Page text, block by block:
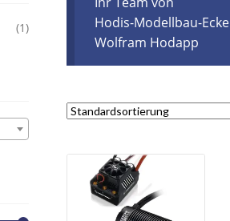
Hodis-Modellbau-Ecke
Wolfram Hodapp
(1)